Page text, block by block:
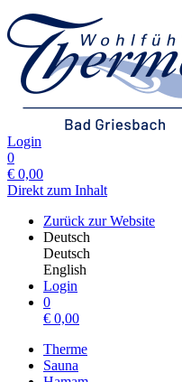
Login
0
€ 0,00
Direkt zum Inhalt
Zurück zur Website
Deutsch
Deutsch
English
Login
0
€ 0,00
Therme
Sauna